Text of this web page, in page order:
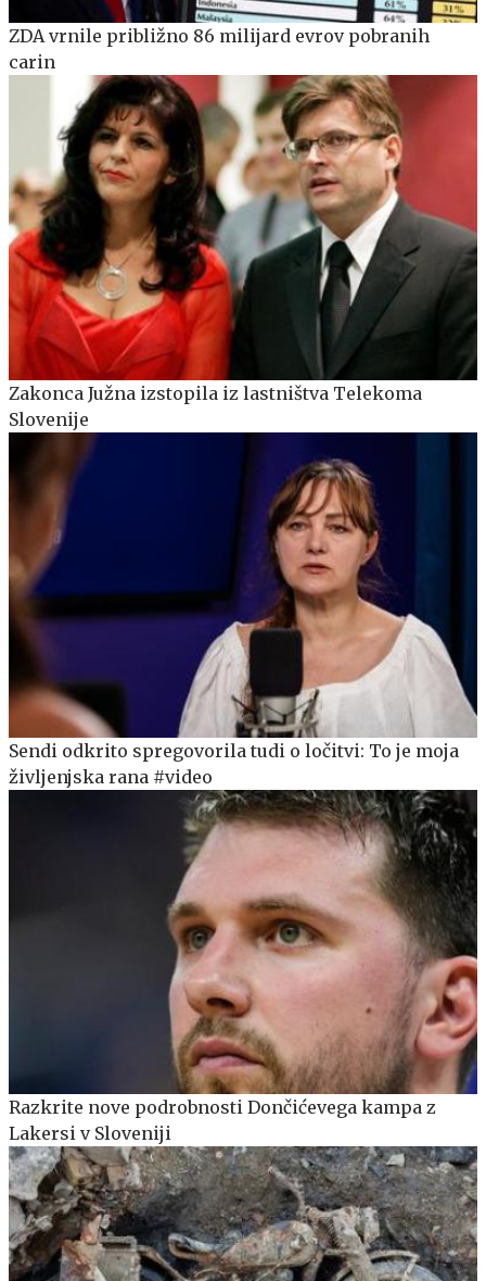
ZDA vrnile približno 86 milijard evrov pobranih
carin
Zakonca Južna izstopila iz lastništva Telekoma
Slovenije
Sendi odkrito spregovorila tudi o ločitvi: To je moja
življenjska rana #video
Razkrite nove podrobnosti Dončićevega kampa z
Lakersi v Sloveniji